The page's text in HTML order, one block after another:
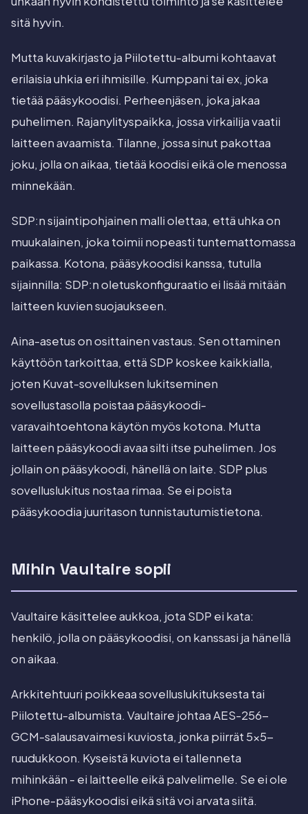
sitä hyvin.
Mutta kuvakirjasto ja Piilotettu-albumi kohtaavat
erilaisia uhkia eri ihmisille. Kumppani tai ex, joka
tietää pääsykoodisi. Perheenjäsen, joka jakaa
puhelimen. Rajanylityspaikka, jossa virkailija vaatii
laitteen avaamista. Tilanne, jossa sinut pakottaa
joku, jolla on aikaa, tietää koodisi eikä ole menossa
minnekään.
SDP:n sijaintipohjainen malli olettaa, että uhka on
muukalainen, joka toimii nopeasti tuntemattomassa
paikassa. Kotona, pääsykoodisi kanssa, tutulla
sijainnilla: SDP:n oletuskonfiguraatio ei lisää mitään
laitteen kuvien suojaukseen.
Aina-asetus on osittainen vastaus. Sen ottaminen
käyttöön tarkoittaa, että SDP koskee kaikkialla,
joten Kuvat-sovelluksen lukitseminen
sovellustasolla poistaa pääsykoodi-
varavaihtoehtona käytön myös kotona. Mutta
laitteen pääsykoodi avaa silti itse puhelimen. Jos
jollain on pääsykoodi, hänellä on laite. SDP plus
sovelluslukitus nostaa rimaa. Se ei poista
pääsykoodia juuritason tunnistautumistietona.
Mihin Vaultaire sopii
Vaultaire käsittelee aukkoa, jota SDP ei kata:
henkilö, jolla on pääsykoodisi, on kanssasi ja hänellä
on aikaa.
Arkkitehtuuri poikkeaa sovelluslukituksesta tai
Piilotettu-albumista. Vaultaire johtaa AES-256-
GCM-salausavaimesi kuviosta, jonka piirrät 5x5-
ruudukkoon. Kyseistä kuviota ei tallenneta
mihinkään - ei laitteelle eikä palvelimelle. Se ei ole
iPhone-pääsykoodisi eikä sitä voi arvata siitä.